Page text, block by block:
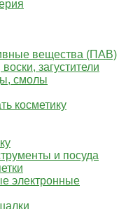
вещества (ПАВ)
загустители
смолы
косметику
и посуда
электронные